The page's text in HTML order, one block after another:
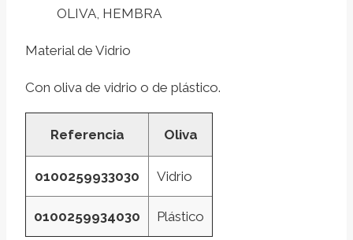
OLIVA, HEMBRA
Material de Vidrio
Con oliva de vidrio o de plástico.
Referencia Oliva
0100259933030 Vidrio
0100259934030 Plástico